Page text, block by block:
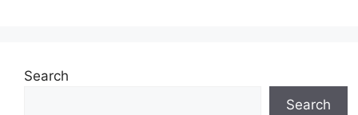
Search
Search